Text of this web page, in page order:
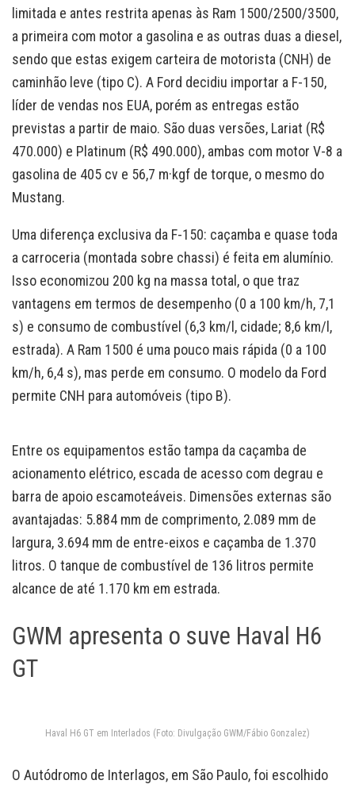
limitada e antes restrita apenas às Ram 1500/2500/3500,
a primeira com motor a gasolina e as outras duas a diesel,
sendo que estas exigem carteira de motorista (CNH) de
caminhão leve (tipo C). A Ford decidiu importar a F-150,
líder de vendas nos EUA, porém as entregas estão
previstas a partir de maio. São duas versões, Lariat (R$
470.000) e Platinum (R$ 490.000), ambas com motor V-8 a
gasolina de 405 cv e 56,7 m·kgf de torque, o mesmo do
Mustang.
Uma diferença exclusiva da F-150: caçamba e quase toda
a carroceria (montada sobre chassi) é feita em alumínio.
Isso economizou 200 kg na massa total, o que traz
vantagens em termos de desempenho (0 a 100 km/h, 7,1
s) e consumo de combustível (6,3 km/l, cidade; 8,6 km/l,
estrada). A Ram 1500 é uma pouco mais rápida (0 a 100
km/h, 6,4 s), mas perde em consumo. O modelo da Ford
permite CNH para automóveis (tipo B).
Entre os equipamentos estão tampa da caçamba de
acionamento elétrico, escada de acesso com degrau e
barra de apoio escamoteáveis. Dimensões externas são
avantajadas: 5.884 mm de comprimento, 2.089 mm de
largura, 3.694 mm de entre-eixos e caçamba de 1.370
litros. O tanque de combustível de 136 litros permite
alcance de até 1.170 km em estrada.
GWM apresenta o suve Haval H6
GT
Haval H6 GT em Interlados (Foto: Divulgação GWM/Fábio Gonzalez)
O Autódromo de Interlagos, em São Paulo, foi escolhido